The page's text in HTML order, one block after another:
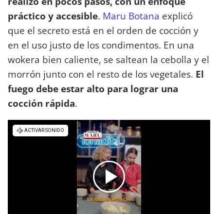
práctico y accesible. Maru Botana explicó
que el secreto está en el orden de cocción y
en el uso justo de los condimentos. En una
wokera bien caliente, se saltean la cebolla y el
morrón junto con el resto de los vegetales. El
fuego debe estar alto para lograr una
cocción rápida.